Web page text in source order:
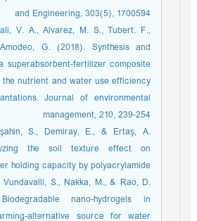
and Engineering, 303(5), 1700594
V. A., Alvarez, M. S., Tubert, F.,
G. (2018). Synthesis and
superabsorbent-fertilizer composite
the nutrient and water use efficiency
Journal of environmental
management, 210, 239-254
S., Demiray, E., & Ertaş, A.
the soil texture effect on
holding capacity by polyacrylamide
Vundavalli, S., Nakka, M., & Rao, D.
nano-hydrogels in
alternative source for water